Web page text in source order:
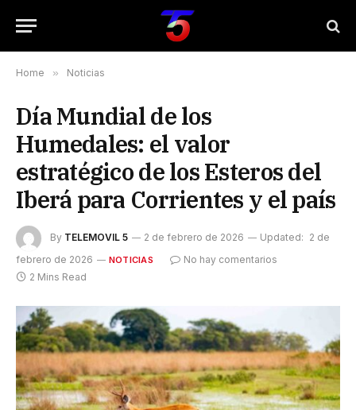
Home » Noticias
Día Mundial de los
Humedales: el valor
estratégico de los Esteros del
Iberá para Corrientes y el país
By TELEMOVIL 5 2 de febrero de 2026 Updated: 2 de
febrero de 2026
NOTICIAS
No hay comentarios
2 Mins Read